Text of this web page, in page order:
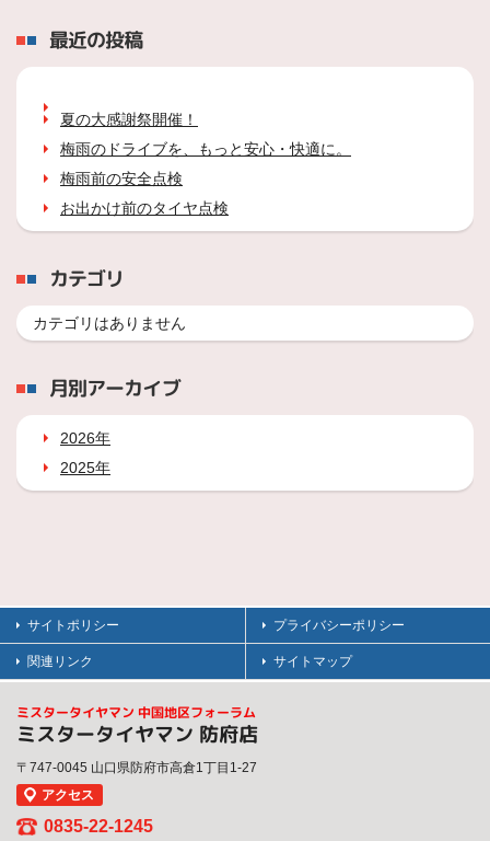
最近の投稿
夏の大感謝祭開催！
梅雨のドライブを、もっと安心・快適に。
梅雨前の安全点検
お出かけ前のタイヤ点検
カテゴリ
カテゴリはありません
月別アーカイブ
2026年
2025年
サイトポリシー プライバシーポリシー
関連リンク サイトマップ
ミスタータイヤマン 中国地区フォーラム
ミスタータイヤマン 防府店
〒747-0045 山口県防府市高倉1丁目1-27
アクセス
0835-22-1245